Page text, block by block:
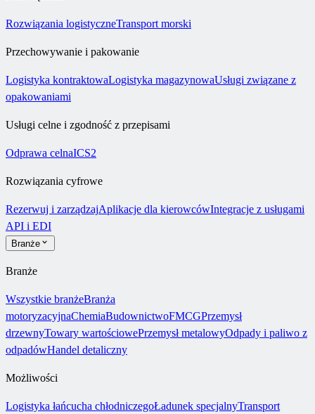
Rozwiązania logistyczneTransport morski
Przechowywanie i pakowanie
Logistyka kontraktowaLogistyka magazynowaUsługi związane z
opakowaniami
Usługi celne i zgodność z przepisami
Odprawa celnaICS2
Rozwiązania cyfrowe
Rezerwuj i zarządzajAplikacje dla kierowcówIntegracje z usługami
API i EDI
Branże
Branże
Wszystkie branżeBranża
motoryzacyjnaChemiaBudownictwoFMCGPrzemysł
drzewnyTowary wartościowePrzemysł metalowyOdpady i paliwo z
odpadówHandel detaliczny
Możliwości
Logistyka łańcucha chłodniczegoŁadunek specjalnyTransport